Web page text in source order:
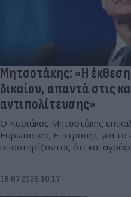
Μητσοτάκης: «Η έκθεση
δικαίου, απαντά στις
αντιπολίτευσης»
Ο Κυριάκος Μητσοτάκης
Ευρωπαϊκής Επιτροπής για το
υποστηρίζοντας ότι
18.07.2026 10:17